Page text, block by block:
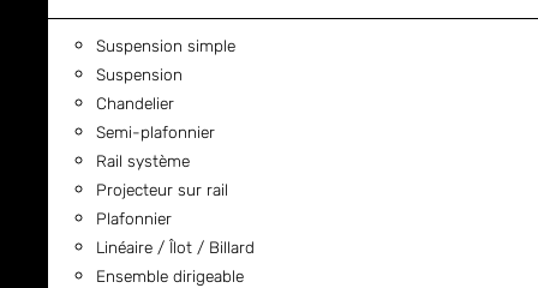
Suspension simple
Suspension
Chandelier
Semi-plafonnier
Rail système
Projecteur sur rail
Plafonnier
Linéaire / Îlot / Billard
Ensemble dirigeable